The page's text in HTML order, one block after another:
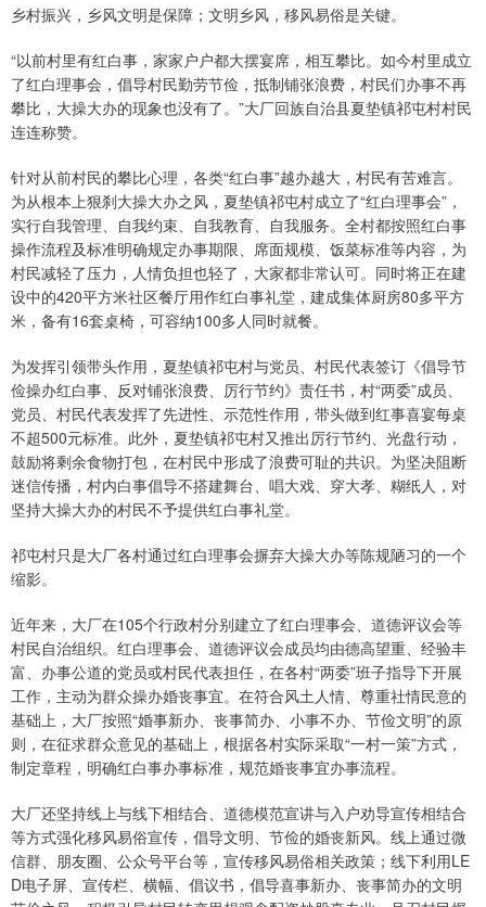
乡村振兴，乡风文明是保障；文明乡风，移风易俗是关键。
“以前村里有红白事，家家户户都大摆宴席，相互攀比。如今村里成立
了红白理事会，倡导村民勤劳节俭，抵制铺张浪费，村民们办事不再
攀比，大操大办的现象也没有了。”大厂回族自治县夏垫镇祁屯村村民
连连称赞。
针对从前村民的攀比心理，各类“红白事”越办越大，村民有苦难言。
为从根本上狠刹大操大办之风，夏垫镇祁屯村成立了“红白理事会”，
实行自我管理、自我约束、自我教育、自我服务。全村都按照红白事
操作流程及标准明确规定办事期限、席面规模、饭菜标准等内容，为
村民减轻了压力，人情负担也轻了，大家都非常认可。同时将正在建
设中的420平方米社区餐厅用作红白事礼堂，建成集体厨房80多平方
米，备有16套桌椅，可容纳100多人同时就餐。
为发挥引领带头作用，夏垫镇祁屯村与党员、村民代表签订《倡导节
俭操办红白事、反对铺张浪费、厉行节约》责任书，村“两委”成员、
党员、村民代表发挥了先进性、示范性作用，带头做到红事喜宴每桌
不超500元标准。此外，夏垫镇祁屯村又推出厉行节约、光盘行动，
鼓励将剩余食物打包，在村民中形成了浪费可耻的共识。为坚决阻断
迷信传播，村内白事倡导不搭建舞台、唱大戏、穿大孝、糊纸人，对
坚持大操大办的村民不予提供红白事礼堂。
祁屯村只是大厂各村通过红白理事会摒弃大操大办等陈规陋习的一个
缩影。
近年来，大厂在105个行政村分别建立了红白理事会、道德评议会等
村民自治组织。红白理事会、道德评议会成员均由德高望重、经验丰
富、办事公道的党员或村民代表担任，在各村“两委”班子指导下开展
工作，主动为群众操办婚丧事宜。在符合风土人情、尊重社情民意的
基础上，大厂按照“婚事新办、丧事简办、小事不办、节俭文明”的原
则，在征求群众意见的基础上，根据各村实际采取“一村一策”方式，
制定章程，明确红白事办事标准，规范婚丧事宜办事流程。
大厂还坚持线上与线下相结合、道德模范宣讲与入户劝导宣传相结合
等方式强化移风易俗宣传，倡导文明、节俭的婚丧新风。线上通过微
信群、朋友圈、公众号平台等，宣传移风易俗相关政策；线下利用LE
D电子屏、宣传栏、横幅、倡议书，倡导喜事新办、丧事简办的文明